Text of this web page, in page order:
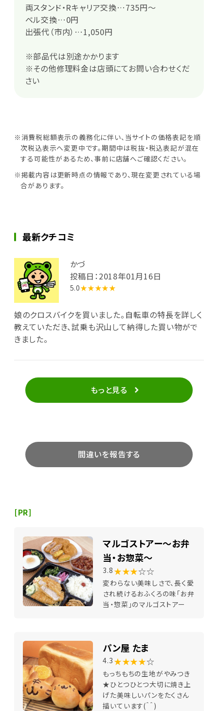
両スタンド・Rキャリア交換…735円～
ベル交換…0円
出張代（市内）…1,050円
※部品代は別途かかります
※その他修理料金は店頭にてお問い合わせくだ
さい
※消費税総額表示の義務化に伴い、当サイトの価格表記を順
次税込表示へ変更中です。期間中は税抜・税込表記が混在
する可能性があるため、事前に店舗へご確認ください。
※掲載内容は更新時点の情報であり、現在変更されている場
合があります。
最新クチコミ
かづ
投稿日：2018年01月16日
5.0★★★★★
娘のクロスバイクを買いました。自転車の特長を詳しく
教えていただき、試乗も沢山して納得した買い物がで
きました。
もっと見る
間違いを報告する
[PR]
マルゴストアー～お弁
当・お惣菜～
3.8 ★★★☆☆
変わらない美味しさで、長く愛
され続けるおふくろの味「お弁
当・惣菜」のマルゴストアー
パン屋 たま
4.3 ★★★★☆
もっちもちの生地がやみつき
★ひとつひとつ大切に焼き上
げた美味しいパンをたくさん
描いています(＾＾)